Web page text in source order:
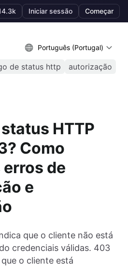
Iniciar sessão Começar
Português (Portugal)
de status http autorização
HTTP
Como
de
e
que o cliente não está
credenciais válidas. 403
o cliente está